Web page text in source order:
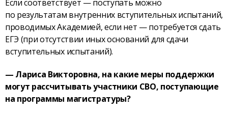
Если соответствует — поступать можно
по результатам внутренних вступительных испытаний,
проводимых Академией, если нет — потребуется сдать
ЕГЭ (при отсутствии иных оснований для сдачи
вступительных испытаний).
— Лариса Викторовна, на какие меры поддержки
могут рассчитывать участники СВО, поступающие
на программы магистратуры?